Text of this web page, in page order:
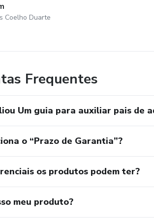
Coelho Duarte
Frequentes
Um guia para auxiliar pais de
o “Prazo de Garantia”?
os produtos podem ter?
meu produto?